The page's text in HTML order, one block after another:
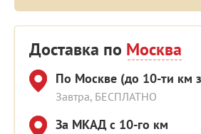
Доставка по Москва
По Москве (до 10-ти км
Завтра, БЕСПЛАТНО
За МКАД с 10-го км